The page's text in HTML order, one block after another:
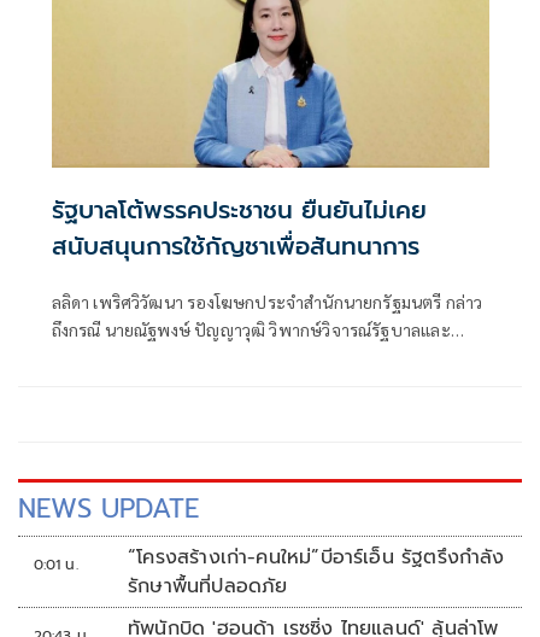
รัฐบาลโต้พรรคประชาชน ยืนยันไม่เคย
สนับสนุนการใช้กัญชาเพื่อสันทนาการ
ลลิดา เพริศวิวัฒนา รองโฆษกประจำสำนักนายกรัฐมนตรี กล่าว
ถึงกรณี นายณัฐพงษ์ ปัญญาวุฒิ วิพากษ์วิจารณ์รัฐบาลและ
NEWS UPDATE
0:01 น.
“โครงสร้างเก่า-คนใหม่”บีอาร์เอ็น รัฐตรึงกำลัง
รักษาพื้นที่ปลอดภัย
ทัพนักบิด 'ฮอนด้า เรซซิ่ง ไทยแลนด์' ลุ้นล่าโพ